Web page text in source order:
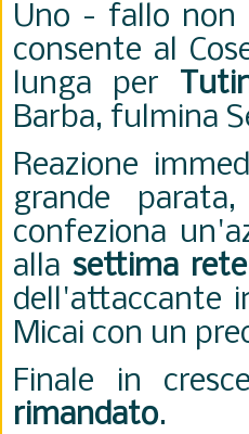
Uno - fallo non
consente al
lunga per
Barba, fulmina
Reazione
grande
confeziona
alla settima
dell'attaccante
Micai con un
Finale in
rimandato.